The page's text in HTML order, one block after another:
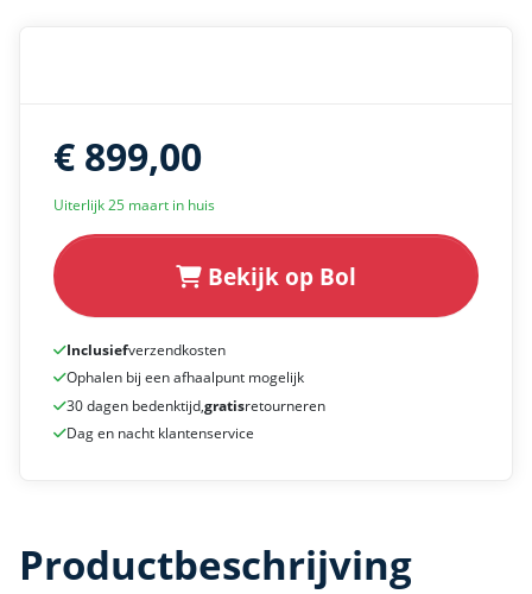
€ 899,00
Uiterlijk 25 maart in huis
Bekijk op Bol
Inclusiefverzendkosten
Ophalen bij een afhaalpunt mogelijk
30 dagen bedenktijd,gratisretourneren
Dag en nacht klantenservice
Productbeschrijving